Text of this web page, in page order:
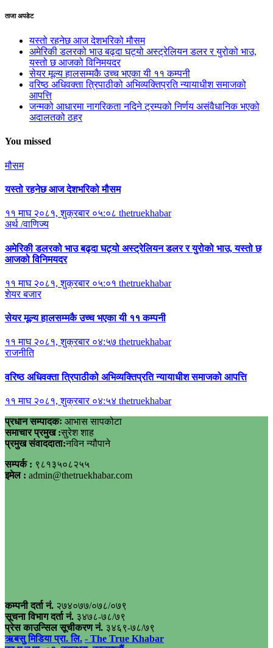
ताजा अपडेट
यस्तो रहनेछ आज देशभरिको मौसम
अमेरिकी डलरको भाउ बढ्दा घट्यो अस्ट्रेलियन डलर र युरोको भाउ,
यस्तो छ आजको विनिमयदर
सेयर मूल्य हालसम्मकै उच्च भएका यी ११ कम्पनी
वरिष्ठ अधिवक्ता त्रिपाठीको अभिव्यक्तिप्रति न्यायाधीश समाजको
आपत्ति
जन्मको आधारमा नागरिकता नदिने ट्रम्पको निर्णय असंवैधानिक भएको
अदालतको ठहर
You missed
मौसम
यस्तो रहनेछ आज देशभरिको मौसम
११ माघ २०८१, शुक्रबार ०५:०८ thetruekhabar
अर्थ /वाणिज्य
अमेरिकी डलरको भाउ बढ्दा घट्यो अस्ट्रेलियन डलर र युरोको भाउ, यस्तो छ
आजको विनिमयदर
११ माघ २०८१, शुक्रबार ०५:०१ thetruekhabar
शेयर बजार
सेयर मूल्य हालसम्मकै उच्च भएका यी ११ कम्पनी
११ माघ २०८१, शुक्रबार ०४:५७ thetruekhabar
राजनीति
वरिष्ठ अधिवक्ता त्रिपाठीको अभिव्यक्तिप्रति न्यायाधीश समाजको आपत्ति
११ माघ २०८१, शुक्रबार ०४:५४ thetruekhabar
प्रधान सम्पादकः आभास सापकोटा
समाचार प्रमुख :सुरेश शाह
प्रमुख संवाददाता:नविन न्यौपाने
सम्पर्क : ९८१३५०८२५५
इमेल : admin@thetruekhabar.com
कम्पनी दर्ता नं. २७४०७७/०७८/०७९
सूचना विभाग दर्ता नं. ३४७८-७८/७९
प्रेस काउन्सिल सूचीकरण नं. ३४६९-७८/७९
ऋबसु मिडिया प्रा. लि. - The True Khabar